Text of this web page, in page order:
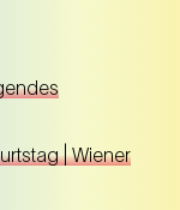
| Wiener